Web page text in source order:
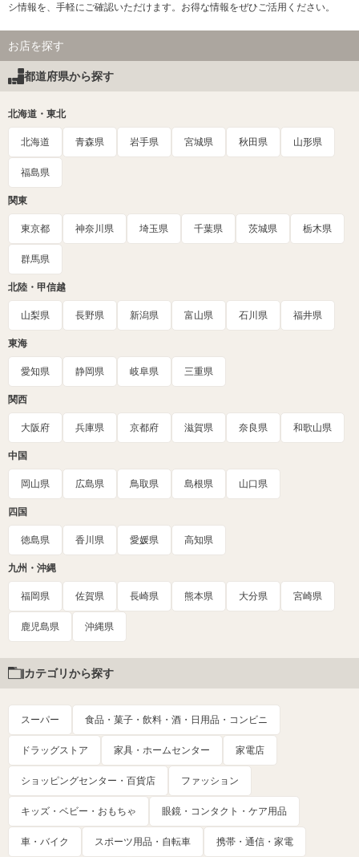
シ情報を、手軽にご確認いただけます。お得な情報をぜひご活用ください。
お店を探す
都道府県から探す
北海道・東北
北海道 青森県 岩手県 宮城県 秋田県 山形県
福島県
関東
東京都 神奈川県 埼玉県 千葉県 茨城県 栃木県
群馬県
北陸・甲信越
山梨県 長野県 新潟県 富山県 石川県 福井県
東海
愛知県 静岡県 岐阜県 三重県
関西
大阪府 兵庫県 京都府 滋賀県 奈良県 和歌山県
中国
岡山県 広島県 鳥取県 島根県 山口県
四国
徳島県 香川県 愛媛県 高知県
九州・沖縄
福岡県 佐賀県 長崎県 熊本県 大分県 宮崎県
鹿児島県 沖縄県
カテゴリから探す
スーパー 食品・菓子・飲料・酒・日用品・コンビニ
ドラッグストア 家具・ホームセンター 家電店
ショッピングセンター・百貨店 ファッション
キッズ・ベビー・おもちゃ 眼鏡・コンタクト・ケア用品
車・バイク スポーツ用品・自転車 携帯・通信・家電